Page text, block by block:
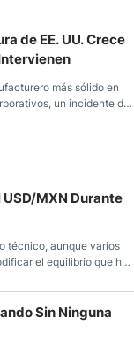
de los $80 con nuevas
estabilizarse frente al
tasas caen en EE. UU.
de EE. UU. Crece
más sólido en
un incidente de
del petróleo.
MXN Durante
técnico, aunque varios
el equilibrio que ha
Sin Ninguna